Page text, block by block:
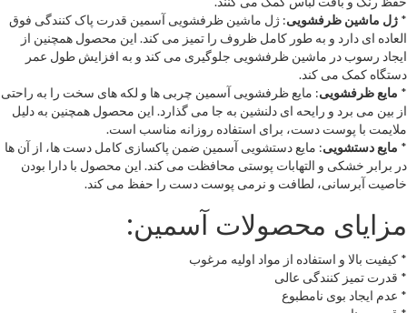
* ژل ماشین ظرفشویی: ژل ماشین ظرفشویی آسمین قدرت پاک کنندگی فوق
العاده ای دارد و به طور کامل ظروف را تمیز می کند. این محصول همچنین از
ایجاد رسوب در ماشین ظرفشویی جلوگیری می کند و به افزایش طول عمر
دستگاه کمک می کند.
* مایع ظرفشویی: مایع ظرفشویی آسمین چربی ها و لکه های سخت را به راحتی
از بین می برد و رایحه ای دلنشین به جا می گذارد. این محصول همچنین به دلیل
ملایمت با پوست دست، برای استفاده روزانه مناسب است.
* مایع دستشویی: مایع دستشویی آسمین ضمن پاکسازی کامل دست ها، از آن ها
در برابر خشکی و التهابات پوستی محافظت می کند. این محصول با دارا بودن
خاصیت آبرسانی، لطافت و نرمی پوست دست را حفظ می کند.
مزایای محصولات آسمین:
* کیفیت بالا و استفاده از مواد اولیه مرغوب
* قدرت تمیز کنندگی عالی
* عدم ایجاد بوی نامطبوع